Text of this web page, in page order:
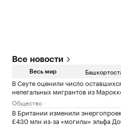
Все новости
Весь мир
В Сеуте оценили число
нелегальных мигрантов из
Общество
В Британии изменили
£430 млн из-за «могилы» эльфа